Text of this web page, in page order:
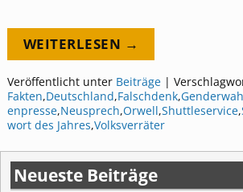
WEITERLESEN →
Veröffentlicht unter Beiträge|
Fakten,Deutschland,Falschdenk,
enpresse,Neusprech,Orwell,Shuttleservice,
wort des Jahres,Volksverräter
Neueste Beiträge